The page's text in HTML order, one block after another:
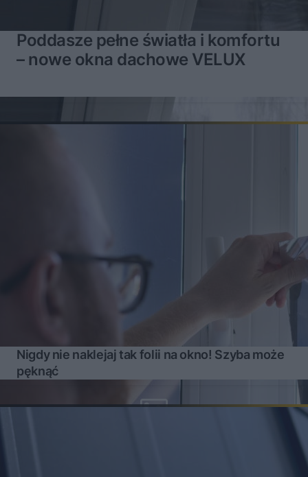
Poddasze pełne światła i komfortu
– nowe okna dachowe VELUX
Nigdy nie naklejaj tak folii na okno! Szyba może
pęknąć